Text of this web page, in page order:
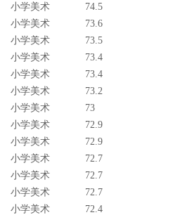
小学美术
74.5
小学美术
73.6
小学美术
73.5
小学美术
73.4
小学美术
73.4
小学美术
73.2
小学美术
73
小学美术
72.9
小学美术
72.9
小学美术
72.7
小学美术
72.7
小学美术
72.7
小学美术
72.4